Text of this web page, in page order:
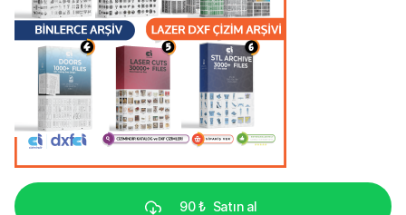
90 ₺ Satın al